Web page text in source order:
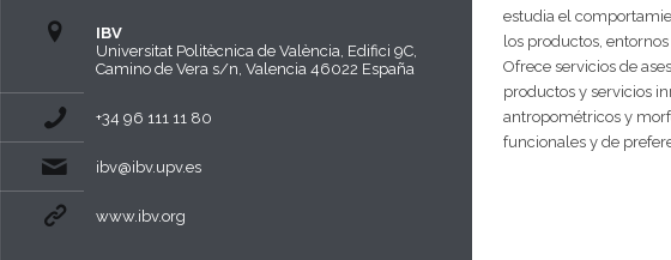
IBV
Universitat Politècnica de València, Edifici 9C,
Camino de Vera s/n, Valencia 46022 España
+34 96 111 11 80
ibv@ibv.upv.es
www.ibv.org
estudia el
los productos,
Ofrece servicios de
productos y servicios
antropométricos y
funcionales y de